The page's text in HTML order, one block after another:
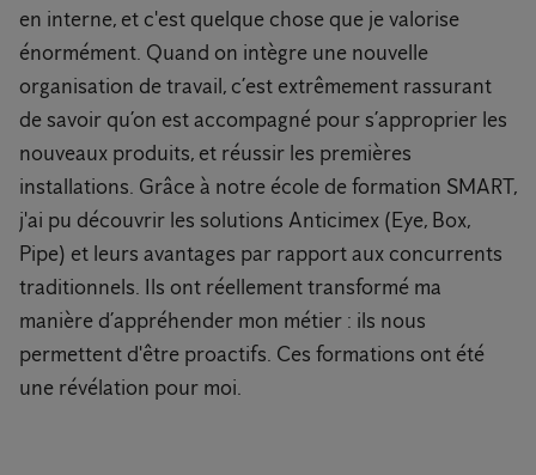
en interne, et c'est quelque chose que je valorise
énormément. Quand on intègre une nouvelle
organisation de travail, c’est extrêmement rassurant
de savoir qu’on est accompagné pour s’approprier les
nouveaux produits, et réussir les premières
installations. Grâce à notre école de formation SMART,
j'ai pu découvrir les solutions Anticimex (Eye, Box,
Pipe) et leurs avantages par rapport aux concurrents
traditionnels. Ils ont réellement transformé ma
manière d’appréhender mon métier : ils nous
permettent d'être proactifs. Ces formations ont été
une révélation pour moi.